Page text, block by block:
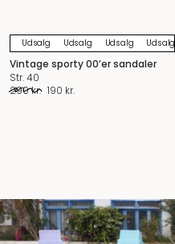
Udsalg Udsalg Udsalg Udsalg
Vintage sporty 00’er sandaler
Str. 40
290kr. Original
190 kr.